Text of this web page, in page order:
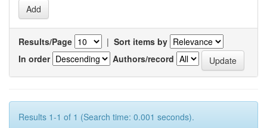
Results/Page | Sort items by
In order
Authors/record
Results 1-1 of 1 (Search time: 0.001 seconds).